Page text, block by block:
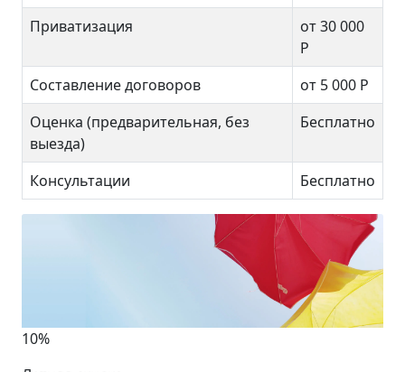
Приватизация
от 30 000
Р
Составление договоров
от 5 000 Р
Оценка (предварительная, без
выезда)
Бесплатно
Консультации Бесплатно
10%